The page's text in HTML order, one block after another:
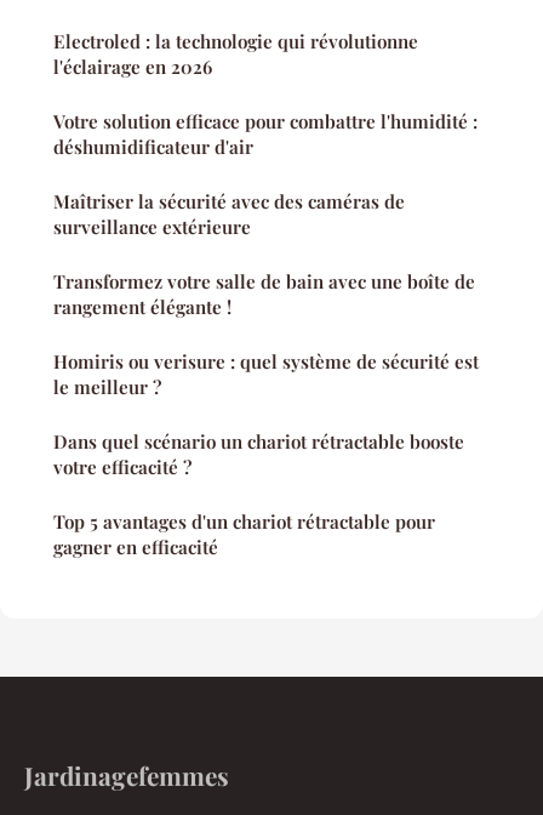
Electroled : la technologie qui révolutionne
l'éclairage en 2026
Votre solution efficace pour combattre l'humidité :
déshumidificateur d'air
Maîtriser la sécurité avec des caméras de
surveillance extérieure
Transformez votre salle de bain avec une boîte de
rangement élégante !
Homiris ou verisure : quel système de sécurité est
le meilleur ?
Dans quel scénario un chariot rétractable booste
votre efficacité ?
Top 5 avantages d'un chariot rétractable pour
gagner en efficacité
Jardinagefemmes